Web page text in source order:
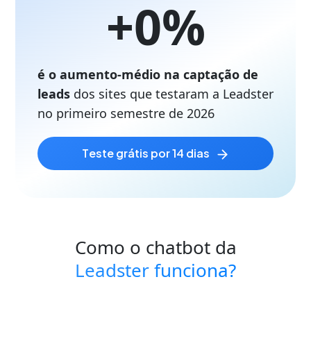
+0%
é o aumento-médio na captação de
leadsdos sites que testaram a Leadster
no primeiro semestre de 2026
teste grátis por 14 dias
Como o chatbot da
Leadster funciona?